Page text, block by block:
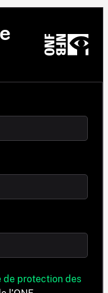
de protection des